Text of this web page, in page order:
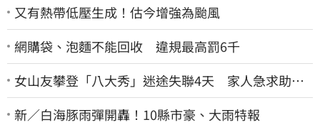
又有熱帶低壓生成！估今增強為颱風
網購袋、泡麵不能回收 違規最高罰6千
女山友攀登「八大秀」迷途失聯4天 家人急求助：
剩我媽還沒找到
新／白海豚雨彈開轟！10縣市豪、大雨特報